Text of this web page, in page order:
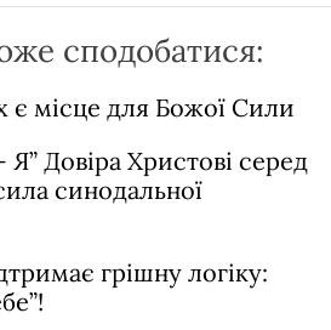
сподобатися:
є місце для Божої Сили
Я” Довіра Христові серед
синодальної
грішну логіку: